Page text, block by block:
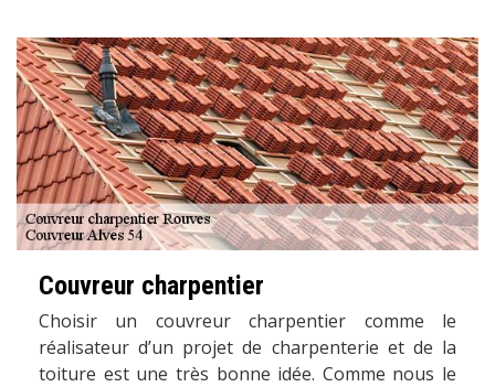
Couvreur charpentier
Choisir un couvreur charpentier comme le
réalisateur d’un projet de charpenterie et de la
toiture est une très bonne idée. Comme nous le